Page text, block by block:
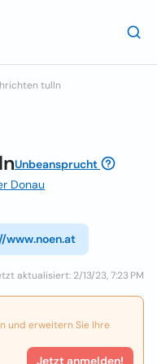
tulln
Unbeansprucht
Donau
www.noen.at
aktualisiert: 2/13/23, 7:23 PM
und erweitern Sie Ihre
Jetzt anmelden!